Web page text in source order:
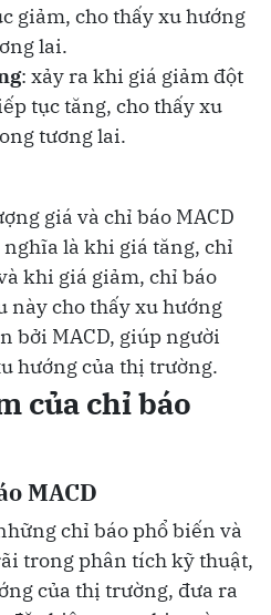
giảm, cho thấy xu hướng
lai.
: xảy ra khi giá giảm đột
tục tăng, cho thấy xu
tương lai.
giá và chỉ báo MACD
là khi giá tăng, chỉ
khi giá giảm, chỉ báo
này cho thấy xu hướng
bởi MACD, giúp người
hướng của thị trường.
của chỉ báo
MACD
chỉ báo phổ biến và
trong phân tích kỹ thuật,
của thị trường, đưa ra